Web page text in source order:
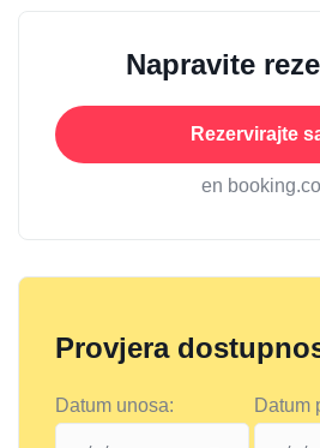
Napravite
Rezervirajte
en
Provjera
Datum unosa: Datum